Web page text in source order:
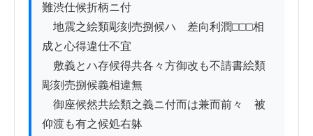
難渋仕候折柄ニ付
地震之絵類彫刻売捌候ハゝ差向利潤□□□相
成と心得違仕不宜
敷義とハ存候得共各々方御改も不請書絵類
彫刻売捌候義相違無
御座候然共絵類之義ニ付而は兼而前々ゟ被
仰渡も有之候処右躰